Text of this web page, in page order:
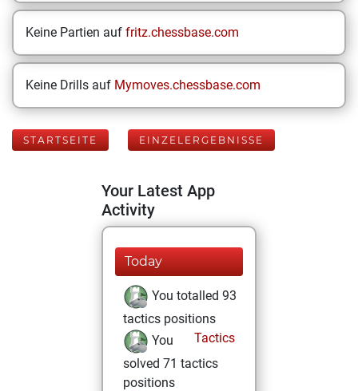
Keine Partien auf fritz.chessbase.com
Keine Drills auf Mymoves.chessbase.com
STARTSEITE EINZELERGEBNISSE
Your Latest App
Activity
Today
You totalled 93
tactics positions
Tactics
You
solved 71 tactics
positions